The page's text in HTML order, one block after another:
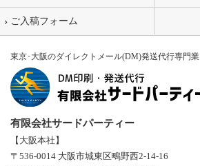
ご入稿フォーム
東京･大阪のダイレクトメール(DM)発送代行専門業
有限会社サードパーティー
【大阪本社】
〒536-0014 大阪市城東区鴫野西2-14-16